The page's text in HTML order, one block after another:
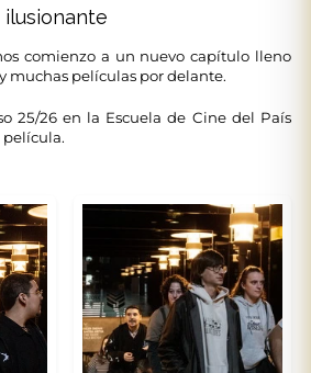
ilusionante
comienzo a un nuevo capítulo lleno
muchas películas por delante.
25/26 en la Escuela de Cine del País
película.